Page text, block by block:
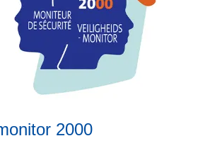
2000